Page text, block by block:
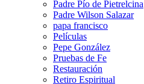
Padre Pío de Pietrelcina
Padre Wilson Salazar
papa francisco
Películas
Pepe González
Pruebas de Fe
Restauración
Retiro Espiritual